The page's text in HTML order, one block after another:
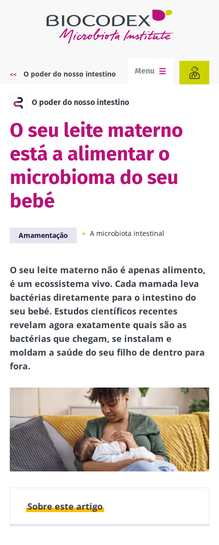
Navegação
O poder do nosso intestino Menu
O poder do nosso intestino
O seu leite materno
está a alimentar o
microbioma do seu
bebé
Amamentação A microbiota intestinal
O seu leite materno não é apenas alimento,
é um ecossistema vivo. Cada mamada leva
bactérias diretamente para o intestino do
seu bebé. Estudos científicos recentes
revelam agora exatamente quais são as
bactérias que chegam, se instalam e
moldam a saúde do seu filho de dentro para
fora.
Sobre este artigo